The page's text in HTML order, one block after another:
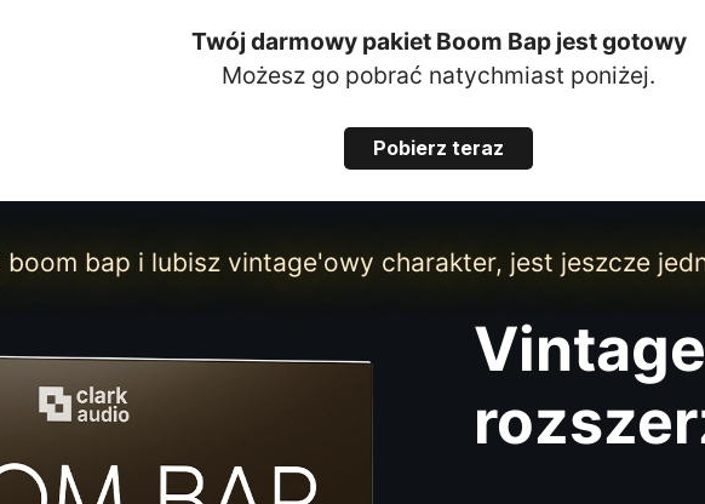
Twój darmowy pakiet Boom Bap jest gotowy
Możesz go pobrać natychmiast poniżej.
Pobierz teraz
bap i lubisz vintage'owy charakter, jest jeszcze